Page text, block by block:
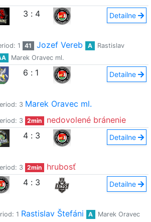
3 : 4 Detailne
1 41 Jozef Vereb A
Rastislav
Marek Oravec ml.
6 : 1 Detailne
3 Marek Oravec ml.
3 2min
nedovolené bránenie
4 : 3 Detailne
3 2min
hrubosť
4 : 3 Detailne
1 Rastislav Štefáni A
Marek Oravec